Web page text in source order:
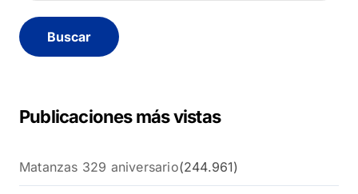
c
a
Publicaciones más vistas
Matanzas 329 aniversario(244.961)